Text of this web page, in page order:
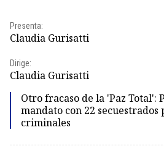
Presenta:
Claudia Gurisatti
Dirige:
Claudia Gurisatti
Otro fracaso de la 'Paz Total':
mandato con 22 secuestrados
criminales